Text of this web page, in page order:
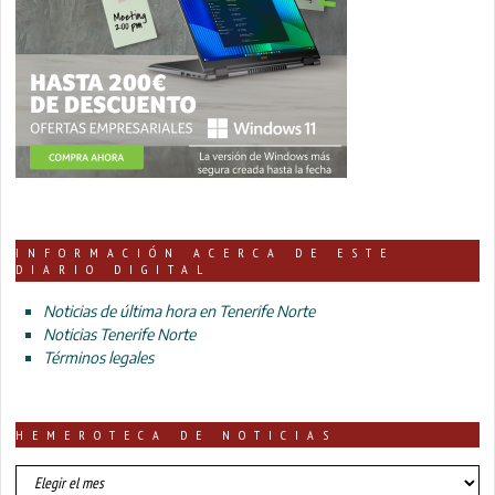
INFORMACIÓN ACERCA DE ESTE
DIARIO DIGITAL
Noticias de última hora en Tenerife Norte
Noticias Tenerife Norte
Términos legales
HEMEROTECA DE NOTICIAS
HEMEROTECA